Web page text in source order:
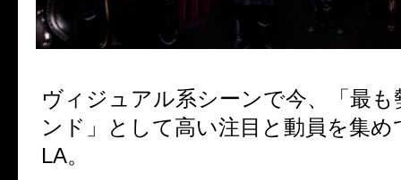
ヴィジュアル系シーンで今、「最
ンド」として高い注目と動員を集め
LA。